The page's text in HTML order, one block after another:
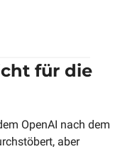
für die
OpenAI nach dem
aber